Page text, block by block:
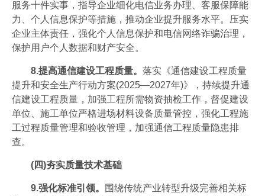
服务十件实事，指导企业细化电信业务办理、客服保障能
力、个人信息保护等措施，推动企业提升服务水平。压实
企业主体责任，强化个人信息保护和电信网络诈骗治理，
保护用户个人数据和财产安全。
8.提高通信建设工程质量。 落实《通信建设工程质量
提升和安全生产行动方案(2025—2027年)》，持续提升通
信建设工程质量，加强工程所需物资抽检工作，督促建设
单位、施工单位严格进场材料设备质量管控，强化工程施
工过程质量管理和验收管理，加强通信工程质量隐患排
查。
(四)夯实质量技术基础
9.强化标准引领。
围绕传统产业转型升级完善相关标